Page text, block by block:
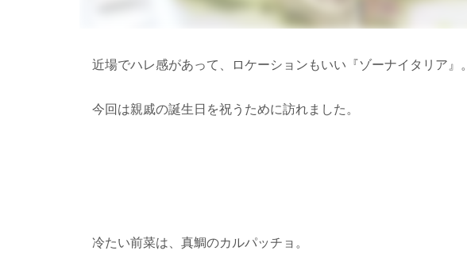
近場でハレ感があって、ロケーションもいい『ゾーナイタリア』。
今回は親戚の誕生日を祝うために訪れました。
冷たい前菜は、真鯛のカルパッチョ。